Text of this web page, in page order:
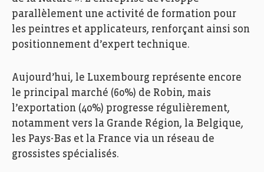
parallèlement une activité de formation pour
les peintres et applicateurs, renforçant ainsi son
positionnement d’expert technique.
Aujourd’hui, le Luxembourg représente encore
le principal marché (60%) de Robin, mais
l’exportation (40%) progresse régulièrement,
notamment vers la Grande Région, la Belgique,
les Pays-Bas et la France via un réseau de
grossistes spécialisés.